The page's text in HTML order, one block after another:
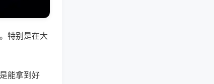
特别是在大
能拿到好